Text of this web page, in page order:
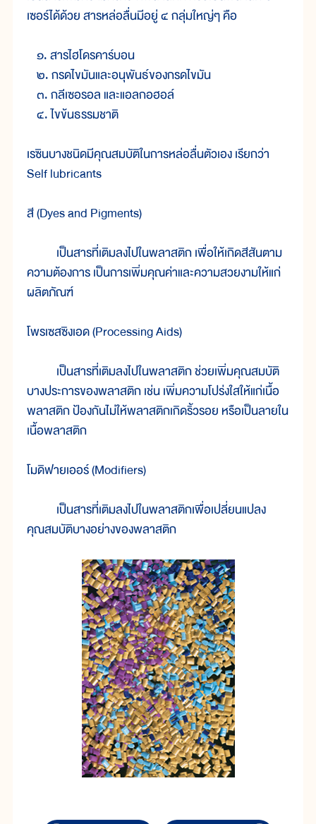
เซอร์ได้ด้วย สารหล่อลื่นมีอยู่ ๔ กลุ่มใหญ่ๆ คือ
๑. สารไฮโดรคาร์บอน
๒. กรดไขมันและอนุพันธ์ของกรดไขมัน
๓. กลีเซอรอล และแอลกอฮอล์
๔. ไขข้นธรรมชาติ
เรซินบางชนิดมีคุณสมบัติในการหล่อลื่นตัวเอง เรียกว่า
Self lubricants
สี (Dyes and Pigments)
เป็นสารที่เติมลงไปในพลาสติก เพื่อให้เกิดสีสันตาม
ความต้องการ เป็นการเพิ่มคุณค่าและความสวยงามให้แก่
ผลิตภัณฑ์
โพรเซสซิงเอด (Processing Aids)
เป็นสารที่เติมลงไปในพลาสติก ช่วยเพิ่มคุณสมบัติ
บางประการของพลาสติก เช่น เพิ่มความโปร่งใสให้แก่เนื้อ
พลาสติก ป้องกันไม่ให้พลาสติกเกิดริ้วรอย หรือเป็นลายใน
เนื้อพลาสติก
โมดิฟายเออร์ (Modifiers)
เป็นสารที่เติมลงไปในพลาสติกเพื่อเปลี่ยนแปลง
คุณสมบัติบางอย่างของพลาสติก